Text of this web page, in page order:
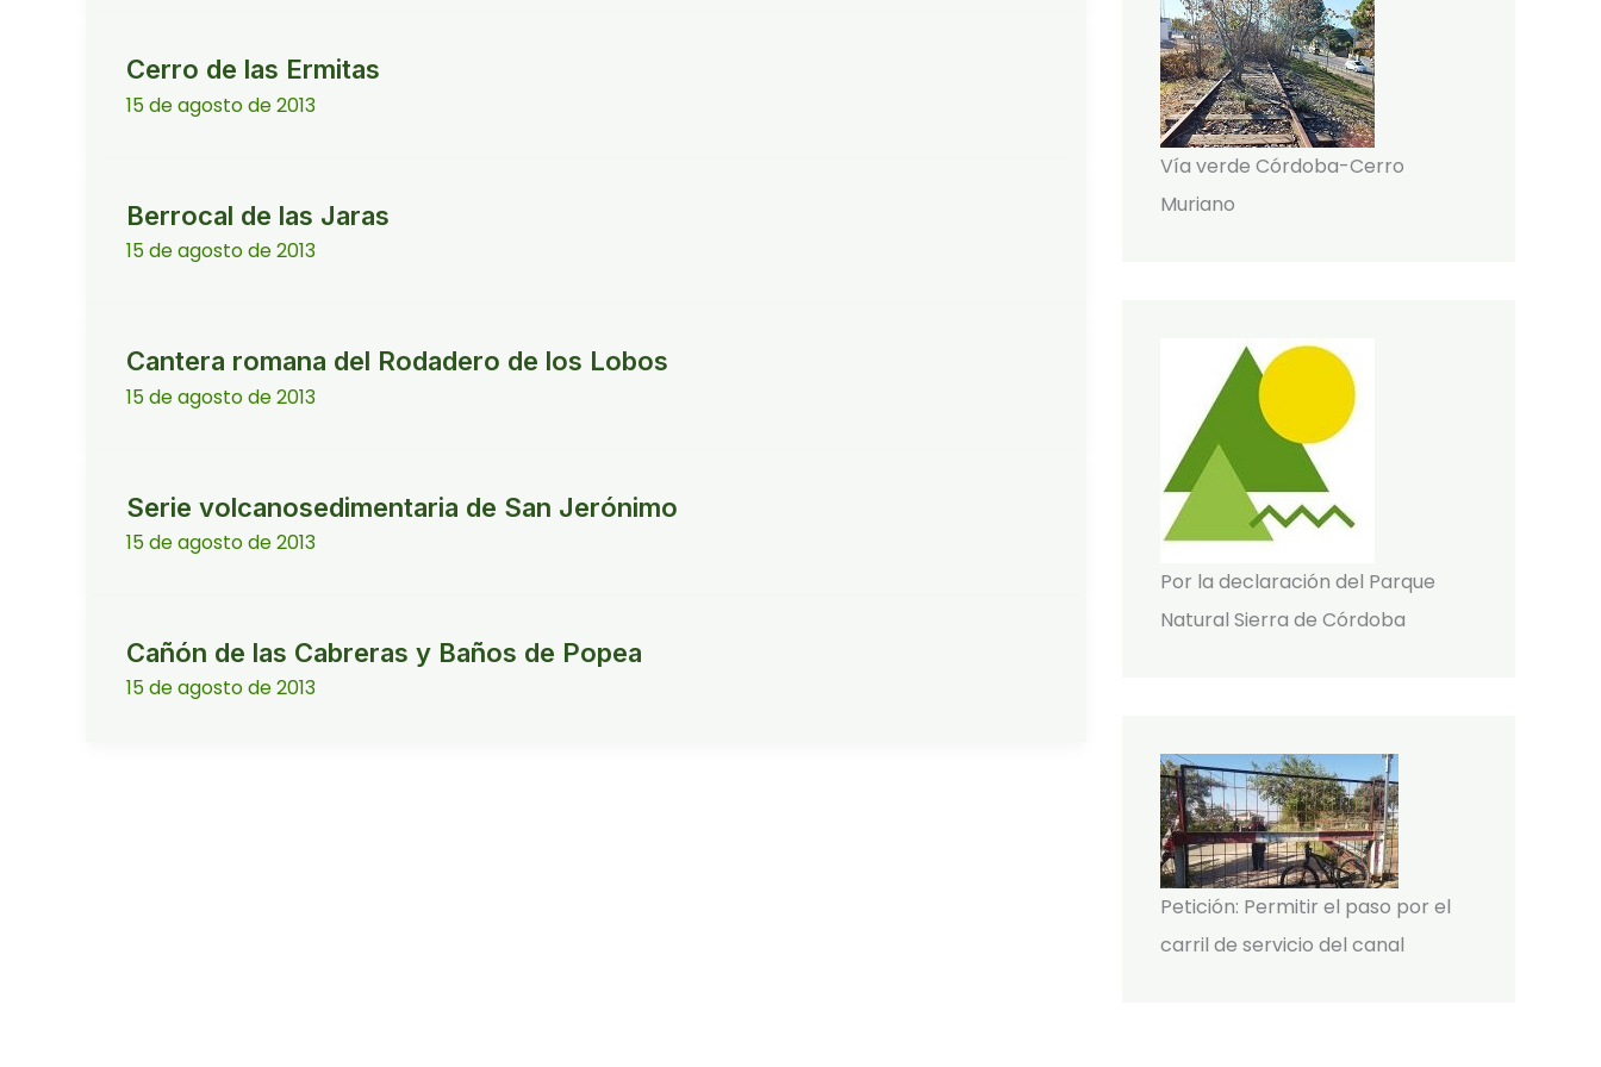
Cerro de las Ermitas
15 de agosto de 2013
Berrocal de las Jaras
15 de agosto de 2013
Cantera romana del Rodadero de los Lobos
15 de agosto de 2013
Serie volcanosedimentaria de San Jerónimo
15 de agosto de 2013
Cañón de las Cabreras y Baños de Popea
15 de agosto de 2013
Vía verde Córdoba-Cerro
Muriano
Por la declaración del Parque
Natural Sierra de Córdoba
Petición: Permitir el paso por el
carril de servicio del canal